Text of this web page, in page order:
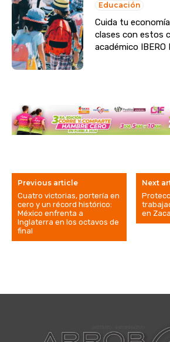
Educación
Cuida tu
clases con estos
académico IBERO
Previous article
Cuatro victorias, portería en
cero y un récord histórico:
México enfrenta a
Inglaterra en los octavos de
final
Next
en